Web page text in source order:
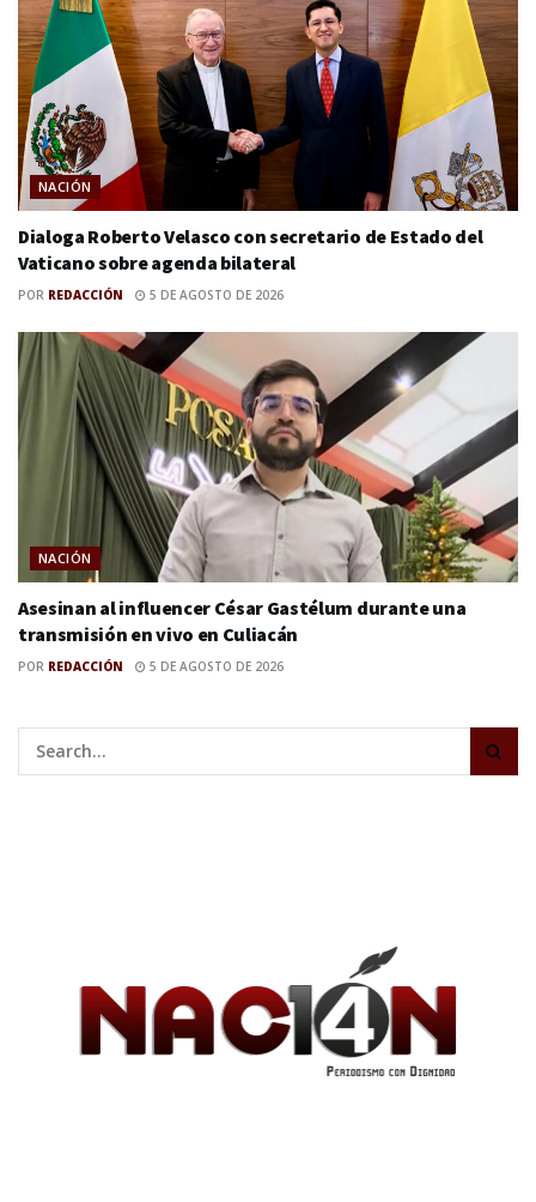
NACIÓN
Dialoga Roberto Velasco con secretario de Estado del
Vaticano sobre agenda bilateral
POR REDACCIÓN 5 DE AGOSTO DE 2026
NACIÓN
Asesinan al influencer César Gastélum durante una
transmisión en vivo en Culiacán
POR REDACCIÓN 5 DE AGOSTO DE 2026